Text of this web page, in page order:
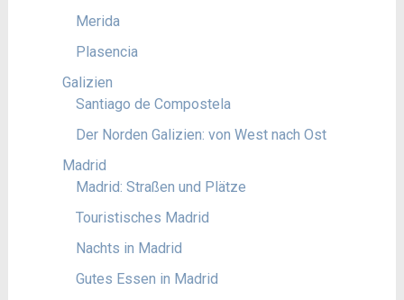
Merida
Plasencia
Galizien
Santiago de Compostela
Der Norden Galizien: von West nach Ost
Madrid
Madrid: Straßen und Plätze
Touristisches Madrid
Nachts in Madrid
Gutes Essen in Madrid